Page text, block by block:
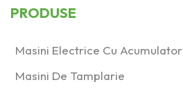
PRODUSE
Masini Electrice Cu Acumulator
Masini De Tamplarie